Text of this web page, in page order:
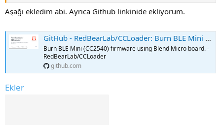
Aşağı ekledim abi. Ayrıca Github linkinide ekliyorum.
GitHub - RedBearLab/CCLoader: Burn BLE Mini (CC2540) firmware using Blend Micro board.
Burn BLE Mini (CC2540) firmware using Blend Micro board. -
RedBearLab/CCLoader
github.com
Ekler